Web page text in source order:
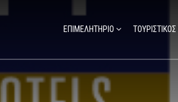
ΕΠΙΜΕΛΗΤΗΡΙΟ